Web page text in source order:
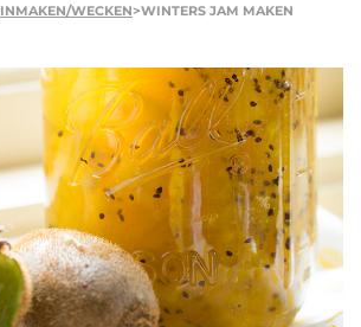
INMAKEN/WECKEN>WINTERS JAM MAKEN